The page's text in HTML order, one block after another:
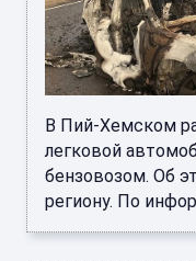
В Пий-Хемском
легковой
бензовозом. Об
региону. По